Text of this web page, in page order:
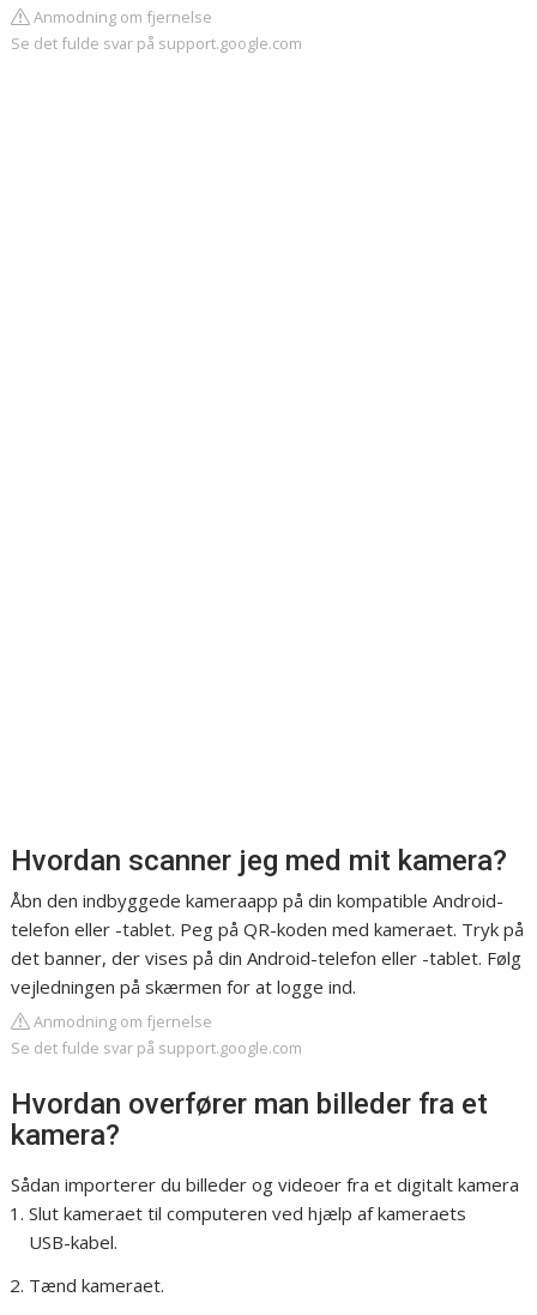
Anmodning om fjernelse
Se det fulde svar på support.google.com
Hvordan scanner jeg med mit kamera?
Åbn den indbyggede kameraapp på din kompatible Android-
telefon eller -tablet. Peg på QR-koden med kameraet. Tryk på
det banner, der vises på din Android-telefon eller -tablet. Følg
vejledningen på skærmen for at logge ind.
Anmodning om fjernelse
Se det fulde svar på support.google.com
Hvordan overfører man billeder fra et
kamera?
Sådan importerer du billeder og videoer fra et digitalt kamera
Slut kameraet til computeren ved hjælp af kameraets
USB-kabel.
Tænd kameraet.